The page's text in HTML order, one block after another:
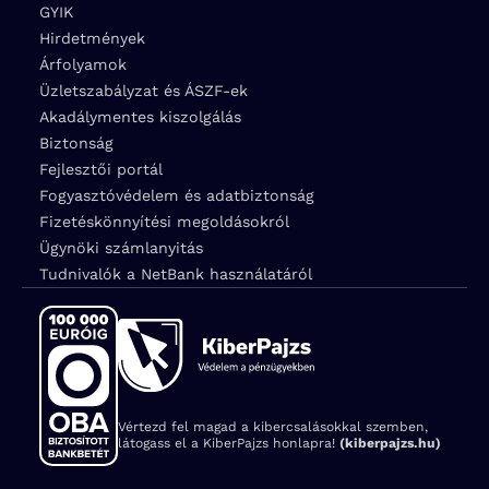
GYIK
Hirdetmények
Árfolyamok
Üzletszabályzat és ÁSZF-ek
Akadálymentes kiszolgálás
Biztonság
Fejlesztői portál
Fogyasztóvédelem és adatbiztonság
Fizetéskönnyítési megoldásokról
Ügynöki számlanyitás
Tudnivalók a NetBank használatáról
Vértezd fel magad a kibercsalásokkal szemben,
látogass el a KiberPajzs honlapra! (kiberpajzs.hu)